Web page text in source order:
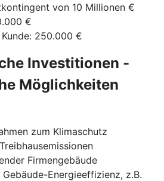
von 10 Millionen €
€
250.000 €
Investitionen -
Möglichkeiten
zum Klimaschutz
Firmengebäude
Energieeffizienz, z.B.